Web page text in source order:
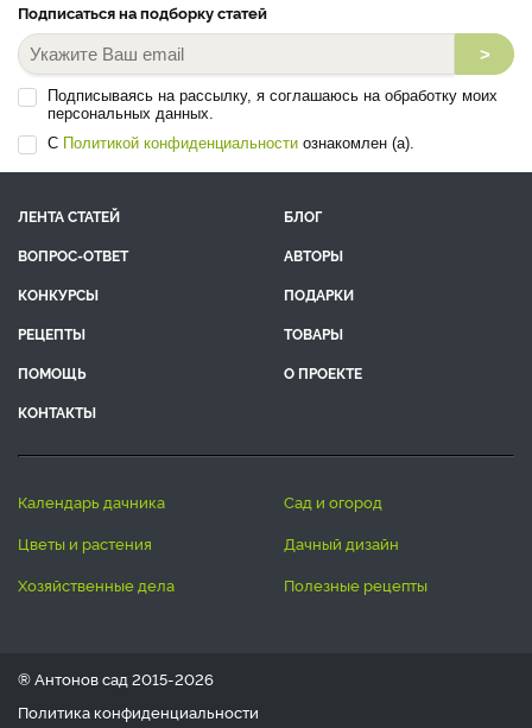
Подписаться на подборку статей
>
Подписываясь на рассылку, я соглашаюсь на обработку моих
персональных данных.
С Политикой конфиденциальности ознакомлен (а).
ЛЕНТА СТАТЕЙ
БЛОГ
ВОПРОС-ОТВЕТ
АВТОРЫ
КОНКУРСЫ
ПОДАРКИ
РЕЦЕПТЫ
ТОВАРЫ
ПОМОЩЬ
О ПРОЕКТЕ
КОНТАКТЫ
календарь дачника
сад и огород
цветы и растения
дачный дизайн
хозяйственные дела
полезные рецепты
® Антонов сад 2015-2026
Политика конфиденциальности